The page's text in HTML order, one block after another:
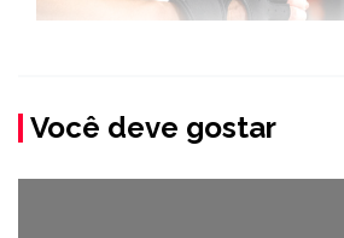
Você deve gostar